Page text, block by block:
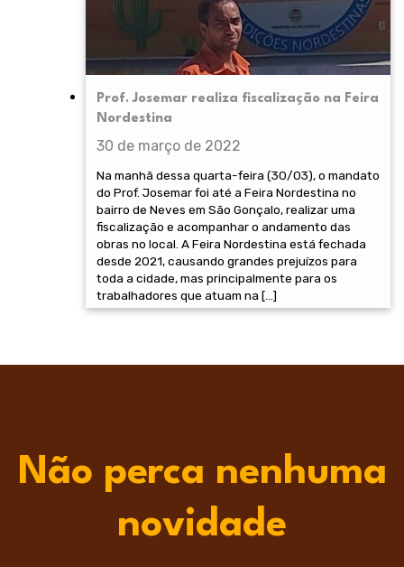
Prof. Josemar realiza fiscalização na Feira
Nordestina
30 de março de 2022
Na manhã dessa quarta-feira (30/03), o mandato
do Prof. Josemar foi até a Feira Nordestina no
bairro de Neves em São Gonçalo, realizar uma
fiscalização e acompanhar o andamento das
obras no local. A Feira Nordestina está fechada
desde 2021, causando grandes prejuízos para
toda a cidade, mas principalmente para os
trabalhadores que atuam na […]
Não perca nenhuma
novidade